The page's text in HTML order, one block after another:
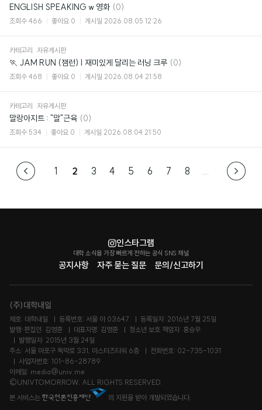
ENGLISH SPEAKING w 영화 댓
글
(0)
조회수 466 좋아요 0 게시일 2026.08.05 12:26
카테고리 자유게시판
🏃 JAM RUN (잼런) | 재미있게 달리는 러닝 크루 댓
(0)
조회수 468 좋아요 0 게시일 2026.08.04 21:58
카테고리 자유게시판
말랑아지트 : "말"근육 댓
글
(0)
조회수 534 좋아요 0 게시일 2026.08.04 21:50
1 2 3 4 5 6 7 8
공지사항 자주 묻는 질문 문의/신고하기
인스타그램
대학 소식을 가장 빠르게 전하는 공식 SNS 채널
(주)대학내일
제호: 대학내일 등록번호: 서울 아 03647
등록일자: 2016년 7월 25일
발행·편집인: 김영훈
대표자명: 김영훈
청소년 보호 책임자: 홍승우
발행일자: 2015년 3월 24일
주소: 서울 마포구 독막로 331, 마스터즈타워 6층
전화번호: 02-735-1031
사업자번호: 101-86-28789
이메일: media@univ.me
©UNIVTOMORROW. ALL RIGHTS RESERVED.
본 서비스는
의 지원을 받아 개발되었습니다.